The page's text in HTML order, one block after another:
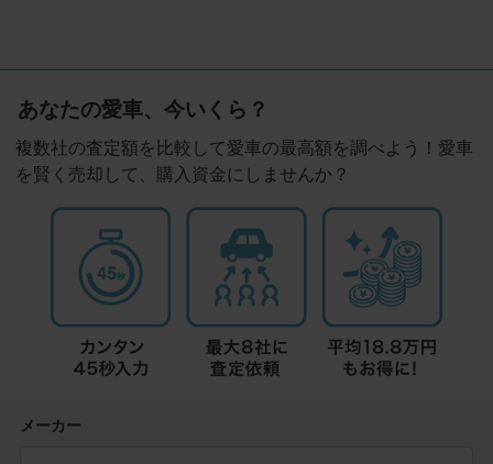
あなたの愛車、今いくら？
複数社の査定額を比較して愛車の最高額を調べよう！愛車
を賢く売却して、購入資金にしませんか？
メーカー